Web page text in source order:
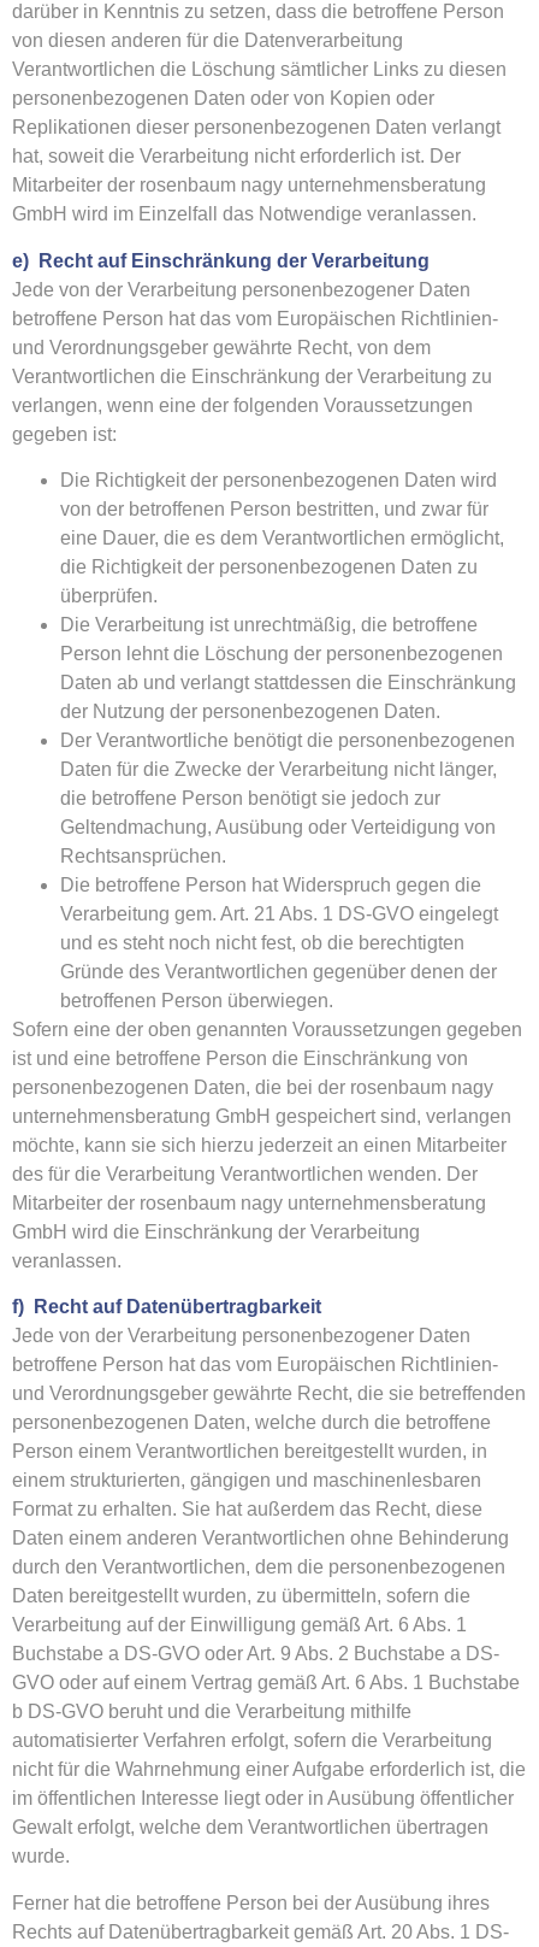
darüber in Kenntnis zu setzen, dass die betroffene Person
von diesen anderen für die Datenverarbeitung
Verantwortlichen die Löschung sämtlicher Links zu diesen
personenbezogenen Daten oder von Kopien oder
Replikationen dieser personenbezogenen Daten verlangt
hat, soweit die Verarbeitung nicht erforderlich ist. Der
Mitarbeiter der rosenbaum nagy unternehmensberatung
GmbH wird im Einzelfall das Notwendige veranlassen.
e) Recht auf Einschränkung der Verarbeitung
Jede von der Verarbeitung personenbezogener Daten
betroffene Person hat das vom Europäischen Richtlinien-
und Verordnungsgeber gewährte Recht, von dem
Verantwortlichen die Einschränkung der Verarbeitung zu
verlangen, wenn eine der folgenden Voraussetzungen
gegeben ist:
Die Richtigkeit der personenbezogenen Daten wird
von der betroffenen Person bestritten, und zwar für
eine Dauer, die es dem Verantwortlichen ermöglicht,
die Richtigkeit der personenbezogenen Daten zu
überprüfen.
Die Verarbeitung ist unrechtmäßig, die betroffene
Person lehnt die Löschung der personenbezogenen
Daten ab und verlangt stattdessen die Einschränkung
der Nutzung der personenbezogenen Daten.
Der Verantwortliche benötigt die personenbezogenen
Daten für die Zwecke der Verarbeitung nicht länger,
die betroffene Person benötigt sie jedoch zur
Geltendmachung, Ausübung oder Verteidigung von
Rechtsansprüchen.
Die betroffene Person hat Widerspruch gegen die
Verarbeitung gem. Art. 21 Abs. 1 DS-GVO eingelegt
und es steht noch nicht fest, ob die berechtigten
Gründe des Verantwortlichen gegenüber denen der
betroffenen Person überwiegen.
Sofern eine der oben genannten Voraussetzungen gegeben
ist und eine betroffene Person die Einschränkung von
personenbezogenen Daten, die bei der rosenbaum nagy
unternehmensberatung GmbH gespeichert sind, verlangen
möchte, kann sie sich hierzu jederzeit an einen Mitarbeiter
des für die Verarbeitung Verantwortlichen wenden. Der
Mitarbeiter der rosenbaum nagy unternehmensberatung
GmbH wird die Einschränkung der Verarbeitung
veranlassen.
f) Recht auf Datenübertragbarkeit
Jede von der Verarbeitung personenbezogener Daten
betroffene Person hat das vom Europäischen Richtlinien-
und Verordnungsgeber gewährte Recht, die sie betreffenden
personenbezogenen Daten, welche durch die betroffene
Person einem Verantwortlichen bereitgestellt wurden, in
einem strukturierten, gängigen und maschinenlesbaren
Format zu erhalten. Sie hat außerdem das Recht, diese
Daten einem anderen Verantwortlichen ohne Behinderung
durch den Verantwortlichen, dem die personenbezogenen
Daten bereitgestellt wurden, zu übermitteln, sofern die
Verarbeitung auf der Einwilligung gemäß Art. 6 Abs. 1
Buchstabe a DS-GVO oder Art. 9 Abs. 2 Buchstabe a DS-
GVO oder auf einem Vertrag gemäß Art. 6 Abs. 1 Buchstabe
b DS-GVO beruht und die Verarbeitung mithilfe
automatisierter Verfahren erfolgt, sofern die Verarbeitung
nicht für die Wahrnehmung einer Aufgabe erforderlich ist, die
im öffentlichen Interesse liegt oder in Ausübung öffentlicher
Gewalt erfolgt, welche dem Verantwortlichen übertragen
wurde.
Ferner hat die betroffene Person bei der Ausübung ihres
Rechts auf Datenübertragbarkeit gemäß Art. 20 Abs. 1 DS-